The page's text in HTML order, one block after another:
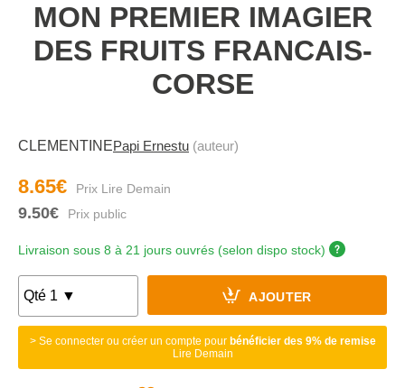
MON PREMIER IMAGIER
DES FRUITS FRANCAIS-
CORSE
CLEMENTINEPapi Ernestu (auteur)
8.65€
9.50€
Livraison sous 8 à 21 jours ouvrés (selon dispo stock)
AJOUTER
> Se connecter ou créer un compte pour bénéficier des 9% de remise
Lire Demain